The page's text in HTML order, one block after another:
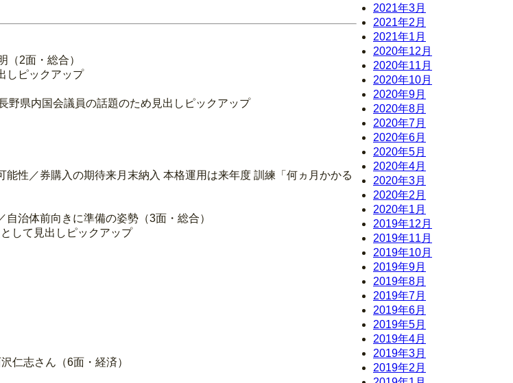
（2面・総合）
しピックアップ
野県内国会議員の話題のため見出しピックアップ
性／券購入の期待来月末納入 本格運用は来年度 訓練「何ヵ月かかる
治体前向きに準備の姿勢（3面・総合）
して見出しピックアップ
仁志さん（6面・経済）
2021年3月
2021年2月
2021年1月
2020年12月
2020年11月
2020年10月
2020年9月
2020年8月
2020年7月
2020年6月
2020年5月
2020年4月
2020年3月
2020年2月
2020年1月
2019年12月
2019年11月
2019年10月
2019年9月
2019年8月
2019年7月
2019年6月
2019年5月
2019年4月
2019年3月
2019年2月